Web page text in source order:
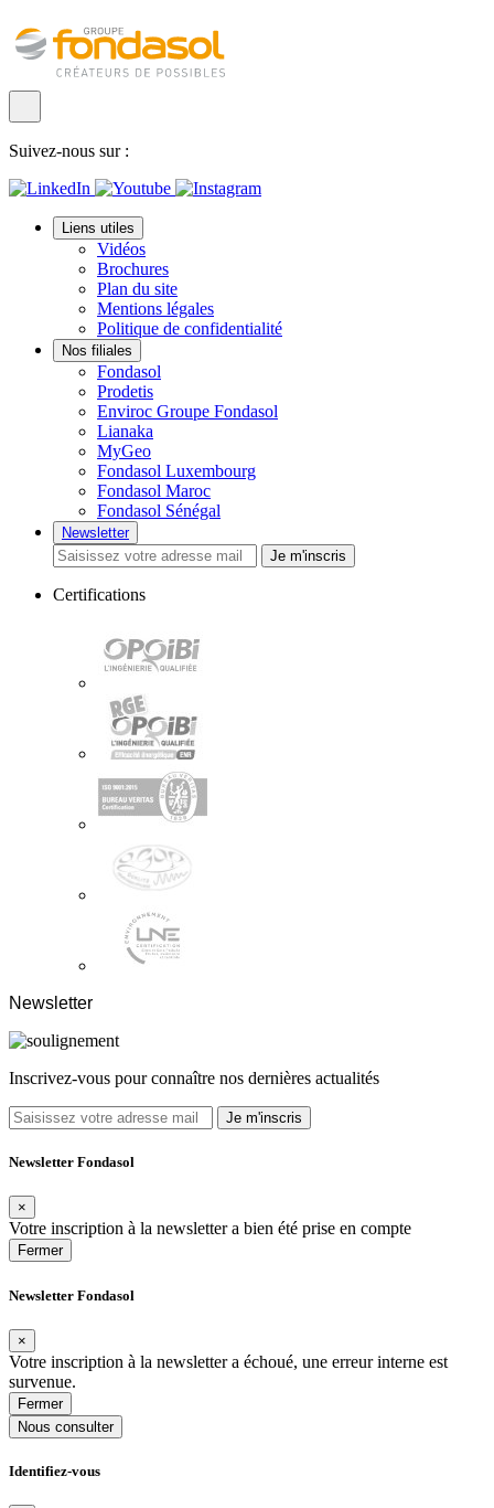
Suivez-nous sur :
Liens utiles
Vidéos
Brochures
Plan du site
Mentions légales
Politique de confidentialité
Nos filiales
Fondasol
Prodetis
Enviroc Groupe Fondasol
Lianaka
MyGeo
Fondasol Luxembourg
Fondasol Maroc
Fondasol Sénégal
Newsletter
Je m'inscris
Certifications
Newsletter
Inscrivez-vous pour connaître nos dernières actualités
Je m'inscris
Newsletter Fondasol
×
Votre inscription à la newsletter a bien été prise en compte
Fermer
Newsletter Fondasol
×
Votre inscription à la newsletter a échoué, une erreur interne est
survenue.
Fermer
Nous consulter
Identifiez-vous